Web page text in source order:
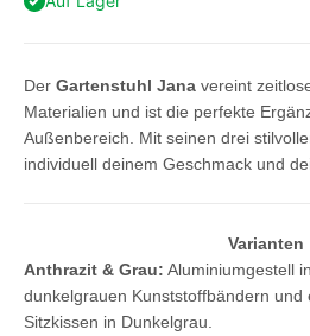
Der Gartenstuhl Jana vereint
Materialien und ist die perfekte
Außenbereich. Mit seinen drei
individuell deinem Geschmack und
Varianten
Anthrazit & Grau: Aluminiumgestell
dunkelgrauen Kunststoffbändern und
Sitzkissen in Dunkelgrau.